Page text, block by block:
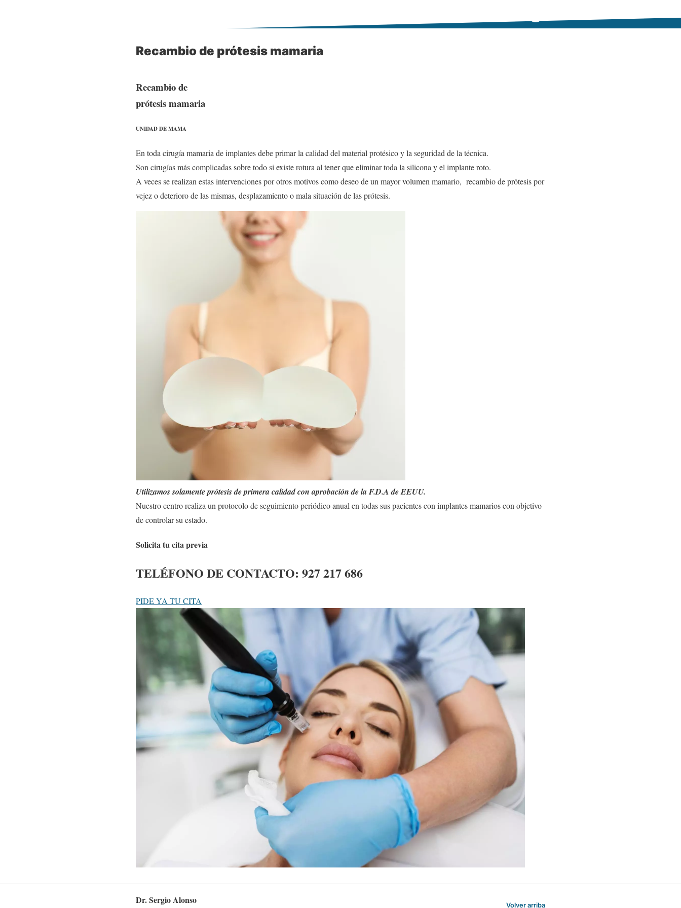
Recambio de prótesis mamaria
Recambio de
prótesis mamaria
UNIDAD DE MAMA
En toda cirugía mamaria de implantes debe primar la calidad del material protésico y la seguridad de la técnica.
Son cirugías más complicadas sobre todo si existe rotura al tener que eliminar toda la silicona y el implante roto.
A veces se realizan estas intervenciones por otros motivos como deseo de un mayor volumen mamario, recambio de prótesis por
vejez o deterioro de las mismas, desplazamiento o mala situación de las prótesis.
Utilizamos solamente prótesis de primera calidad con aprobación de la F.D.A de EEUU.
Nuestro centro realiza un protocolo de seguimiento periódico anual en todas sus pacientes con implantes mamarios con objetivo
de controlar su estado.
Solicita tu cita previa
TELÉFONO DE CONTACTO: 927 217 686
PIDE YA TU CITA
Dr. Sergio Alonso Volver arriba